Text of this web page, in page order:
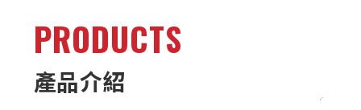
PRODUCTS
產品介紹